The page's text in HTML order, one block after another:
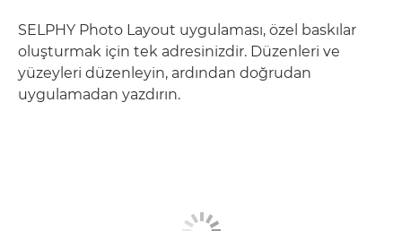
SELPHY Photo Layout uygulaması, özel baskılar
oluşturmak için tek adresinizdir. Düzenleri ve
yüzeyleri düzenleyin, ardından doğrudan
uygulamadan yazdırın.